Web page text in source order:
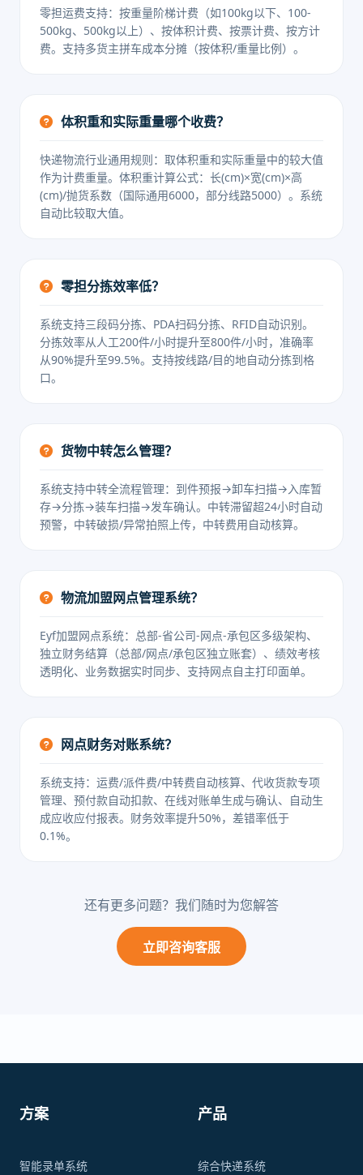
零担运费支持：按重量阶梯计费（如100kg以下、100-
500kg、500kg以上）、按体积计费、按票计费、按方计
费。支持多货主拼车成本分摊（按体积/重量比例）。
体积重和实际重量哪个收费？
快递物流行业通用规则：取体积重和实际重量中的较大值
作为计费重量。体积重计算公式：长(cm)×宽(cm)×高
(cm)/抛货系数（国际通用6000，部分线路5000）。系统
自动比较取大值。
零担分拣效率低？
系统支持三段码分拣、PDA扫码分拣、RFID自动识别。
分拣效率从人工200件/小时提升至800件/小时，准确率
从90%提升至99.5%。支持按线路/目的地自动分拣到格
口。
货物中转怎么管理？
系统支持中转全流程管理：到件预报→卸车扫描→入库暂
存→分拣→装车扫描→发车确认。中转滞留超24小时自动
预警，中转破损/异常拍照上传，中转费用自动核算。
物流加盟网点管理系统？
Eyf加盟网点系统：总部-省公司-网点-承包区多级架构、
独立财务结算（总部/网点/承包区独立账套）、绩效考核
透明化、业务数据实时同步、支持网点自主打印面单。
网点财务对账系统？
系统支持：运费/派件费/中转费自动核算、代收货款专项
管理、预付款自动扣款、在线对账单生成与确认、自动生
成应收应付报表。财务效率提升50%，差错率低于
0.1%。
还有更多问题？我们随时为您解答
立即咨询客服
方案
智能录单系统
产品
综合快递系统